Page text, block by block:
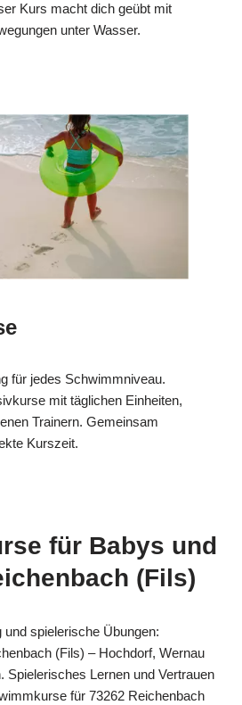
Kurs macht dich geübt mit
unter Wasser.
für jedes Schwimmniveau.
mit täglichen Einheiten,
Trainern. Gemeinsam
Kurszeit.
für Babys und
(Fils)
spielerische Übungen:
(Fils) – Hochdorf, Wernau
Spielerisches Lernen und Vertrauen
für 73262 Reichenbach